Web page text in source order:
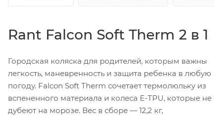
Rant Falcon Soft Therm 2 в 1
Городская коляска для родителей, которым важны
легкость, маневренность и защита ребенка в любую
погоду. Falcon Soft Therm сочетает термолюльку из
вспененного материала и колеса E-TPU, которые не
дубеют на морозе. Вес в сборе — 12,2 кг,